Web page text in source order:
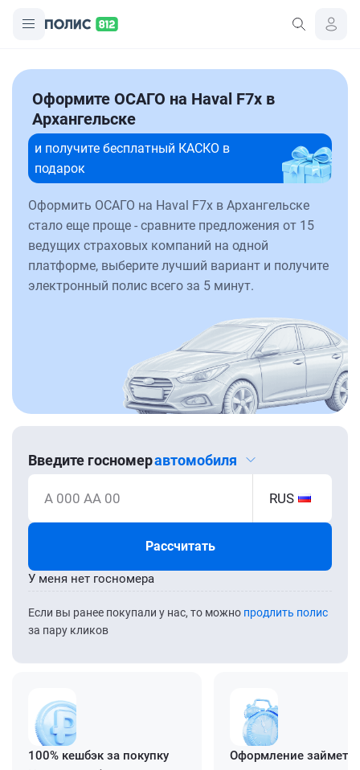
Оформите ОСАГО на Haval F7x в
Архангельске
и получите бесплатный КАСКО в
подарок
Оформить ОСАГО на Haval F7x в Архангельске
стало еще проще - сравните предложения от 15
ведущих страховых компаний на одной
платформе, выберите лучший вариант и получите
электронный полис всего за 5 минут.
Введите госномеравтомобиля
А 000 АА 00 RUS
Рассчитать
Если вы ранее покупали у нас, то можно продлить полис
за пару кликов
У меня нет госномера
100% кешбэк за покупку
Оформление займет